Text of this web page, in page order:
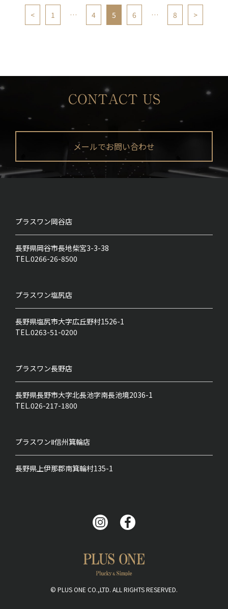
< 1 … 4 5 6 … 8 >
CONTACT US
メールでお問い合わせ
プラスワン岡谷店
長野県岡谷市長地柴宮3-3-38
TEL.0266-26-8500
プラスワン塩尻店
長野県塩尻市大字広丘野村1526-1
TEL.0263-51-0200
プラスワン長野店
長野県長野市大字北長池字南長池境2036-1
TEL.026-217-1800
プラスワンⅡ信州箕輪店
長野県上伊那郡南箕輪村135-1
© PLUS ONE CO.,LTD. ALL RIGHTS RESERVED.